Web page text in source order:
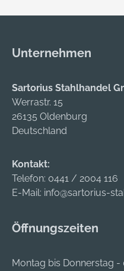
Unternehmen
Sartorius Stahlhandel
Werrastr. 15
26135 Oldenburg
Deutschland
Kontakt:
Telefon: 0441 / 2004 116
E-Mail: info@sartorius-
Öffnungszeiten
Montag bis Donnerstag -